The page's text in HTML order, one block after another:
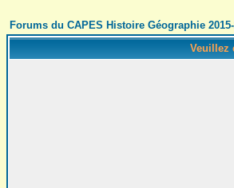
Forums du CAPES Histoire Géographie
Veuillez